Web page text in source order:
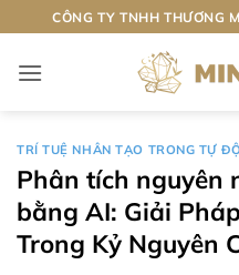
qua
nội
CÔNG TY TNHH THƯƠNG
TRÍ TUỆ NHÂN TẠO TRONG TỰ
Phân tích nguyên
bằng AI: Giải
Trong Kỷ Nguyên